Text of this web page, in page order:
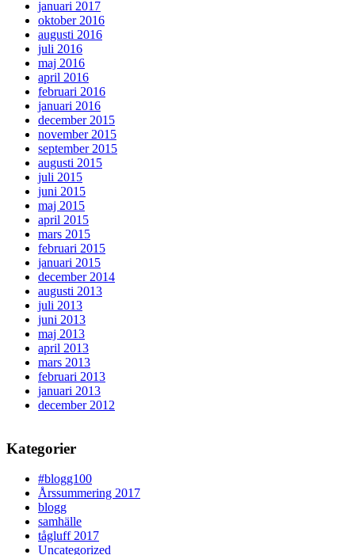
januari 2017
oktober 2016
augusti 2016
juli 2016
maj 2016
april 2016
februari 2016
januari 2016
december 2015
november 2015
september 2015
augusti 2015
juli 2015
juni 2015
maj 2015
april 2015
mars 2015
februari 2015
januari 2015
december 2014
augusti 2013
juli 2013
juni 2013
maj 2013
april 2013
mars 2013
februari 2013
januari 2013
december 2012
Kategorier
#blogg100
Årssummering 2017
blogg
samhälle
tågluff 2017
Uncategorized